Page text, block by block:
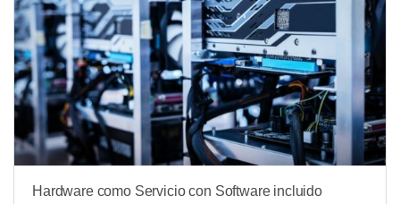
Hardware como Servicio con Software incluido